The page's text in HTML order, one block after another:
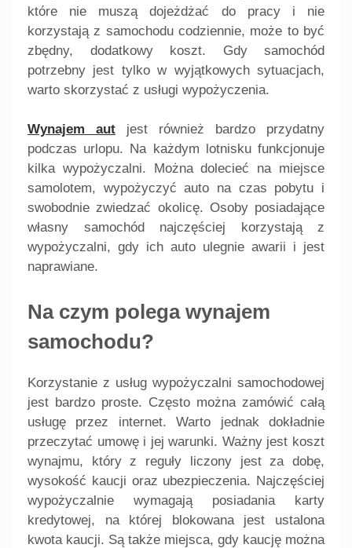
które nie muszą dojeżdżać do pracy i nie
korzystają z samochodu codziennie, może to być
zbędny, dodatkowy koszt. Gdy samochód
potrzebny jest tylko w wyjątkowych sytuacjach,
warto skorzystać z usługi wypożyczenia.
Wynajem aut jest również bardzo przydatny
podczas urlopu. Na każdym lotnisku funkcjonuje
kilka wypożyczalni. Można dolecieć na miejsce
samolotem, wypożyczyć auto na czas pobytu i
swobodnie zwiedzać okolicę. Osoby posiadające
własny samochód najczęściej korzystają z
wypożyczalni, gdy ich auto ulegnie awarii i jest
naprawiane.
Na czym polega wynajem
samochodu?
Korzystanie z usług wypożyczalni samochodowej
jest bardzo proste. Często można zamówić całą
usługę przez internet. Warto jednak dokładnie
przeczytać umowę i jej warunki. Ważny jest koszt
wynajmu, który z reguły liczony jest za dobę,
wysokość kaucji oraz ubezpieczenia. Najczęściej
wypożyczalnie wymagają posiadania karty
kredytowej, na której blokowana jest ustalona
kwota kaucji. Są także miejsca, gdy kaucję można